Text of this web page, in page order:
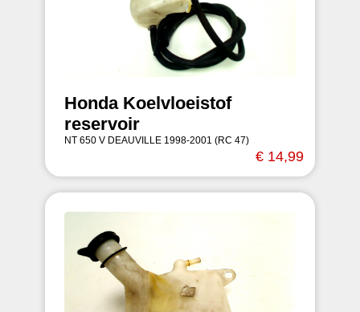
Honda Koelvloeistof
reservoir
NT 650 V DEAUVILLE 1998-2001 (RC 47)
€ 14,99